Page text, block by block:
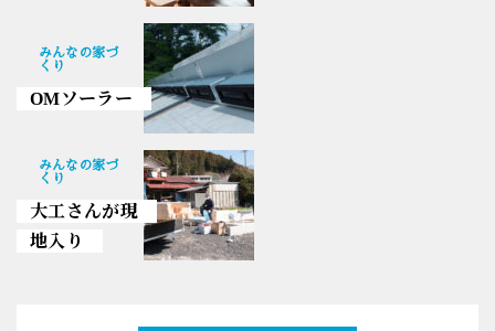
みんなの家づ
くり
OMソーラー
みんなの家づ
くり
大工さんが現
地入り